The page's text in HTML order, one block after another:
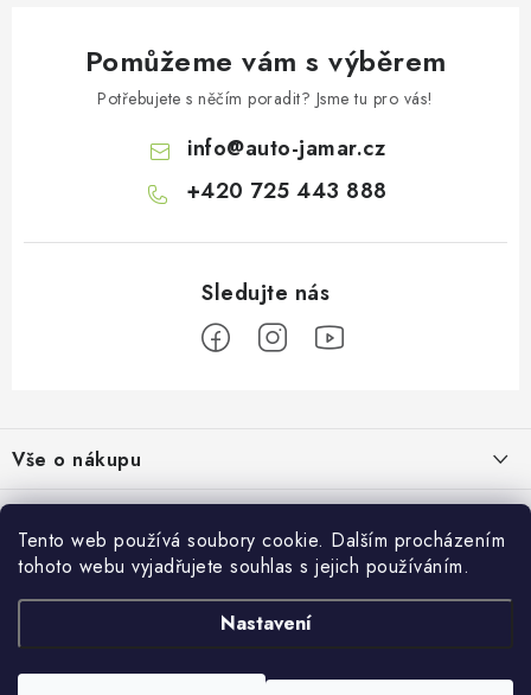
Tento web používá soubory cookie. Dalším procházením
tohoto webu vyjadřujete souhlas s jejich používáním.
Nastavení
Pomůžeme vám s výběrem
Potřebujete s něčím poradit? Jsme tu pro vás!
info@auto-jamar.cz
+420 725 443 888
p
a
Vše o nákupu
Doprava a platba
Vrácení a výměna
Reklamace
Obchodní podmínky
Moje objednávka
O nás
Kontakty
Napište nám
Prodejna
Přijímáme online platby